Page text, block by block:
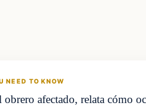
NEED TO KNOW
obrero afectado, relata cómo